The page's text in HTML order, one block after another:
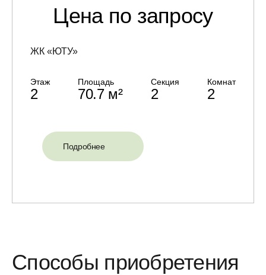
Цена по запросу
ЖК «ЮТУ»
Этаж
2
Площадь
70.7 м²
Секция
2
Комнат
2
Подробнее
Способы приобретения